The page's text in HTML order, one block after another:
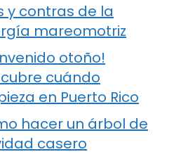
y contras de la
mareomotriz
otoño!
cuándo
en Puerto Rico
hacer un árbol de
casero